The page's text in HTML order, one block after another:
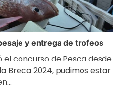
y entrega de trofeos
el concurso de Pesca desde
Breca 2024, pudimos estar